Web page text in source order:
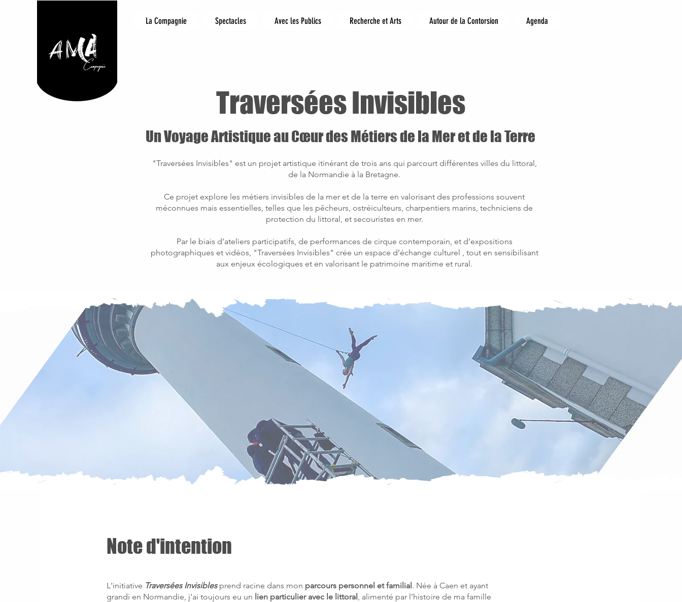
La Compagnie Spectacles Avec les Publics Recherche et Arts Autour de la Contorsion Agenda
Traversées Invisibles
Un Voyage Artistique au Cœur des Métiers de la Mer et de la Terre
"Traversées Invisibles" est un projet artistique itinérant de trois ans qui parcourt différentes villes du littoral,
de la Normandie à la Bretagne.
Ce projet explore les métiers invisibles de la mer et de la terre en valorisant des professions souvent
méconnues mais essentielles, telles que les pêcheurs, ostréiculteurs, charpentiers marins, techniciens de
protection du littoral, et secouristes en mer.
Par le biais d’ateliers participatifs, de performances de cirque contemporain, et d’expositions
photographiques et vidéos, "Traversées Invisibles" crée un espace d’échange culturel , tout en sensibilisant
aux enjeux écologiques et en valorisant le patrimoine maritime et rural.
Note d'intention
L'initiative Traversées Invisiblesprend racine dans mon parcours personnel et familial. Née à Caen et ayant
grandi en Normandie, j’ai toujours eu un lien particulier avec le littoral, alimenté par l’histoire de ma famille